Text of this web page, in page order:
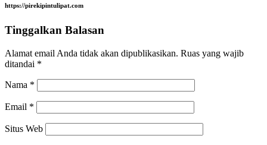
https://pirekipintulipat.com
Tinggalkan Balasan
Alamat email Anda tidak akan dipublikasikan. Ruas yang wajib
ditandai *
Nama *
Email *
Situs Web